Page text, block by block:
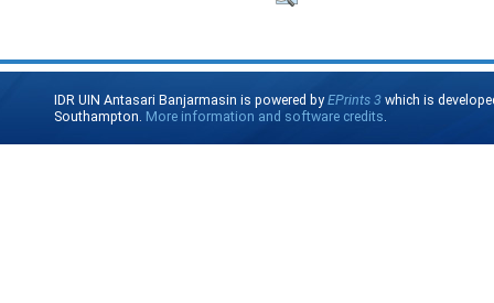
IDR UIN Antasari Banjarmasin is powered byEPrints 3 which is
Southampton. More information and software credits.